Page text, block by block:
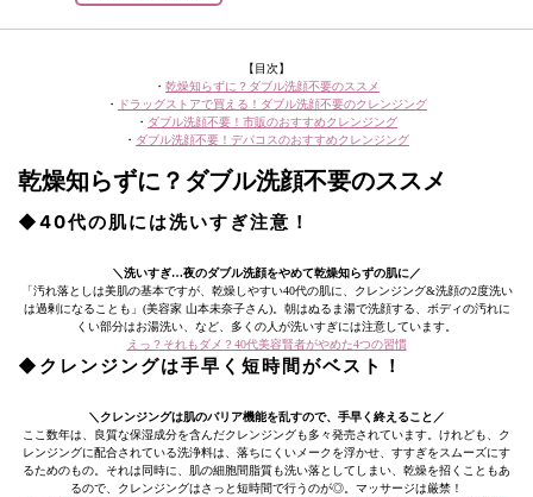
【目次】
・ 乾燥知らずに？ダブル洗顔不要のススメ
・
ドラッグストアで買える！ダブル洗顔不要のクレンジング
・ ダブル洗顔不要！市販のおすすめクレンジング
・ ダブル洗顔不要！デパコスのおすすめクレンジング
乾燥知らずに？ダブル洗顔不要のススメ
◆40代の肌には洗いすぎ注意！
＼洗いすぎ…夜のダブル洗顔をやめて乾燥知らずの肌に／
「汚れ落としは美肌の基本ですが、乾燥しやすい40代の肌に、クレンジング&洗顔の2度洗い
は過剰になることも」(美容家 山本未奈子さん)。朝はぬるま湯で洗顔する、ボディの汚れに
くい部分はお湯洗い、など、多くの人が洗いすぎには注意しています。
えっ？それもダメ？40代美容賢者がやめた4つの習慣
◆クレンジングは手早く短時間がベスト！
＼クレンジングは肌のバリア機能を乱すので、手早く終えること／
ここ数年は、良質な保湿成分を含んだクレンジングも多々発売されています。けれども、ク
レンジングに配合されている洗浄料は、落ちにくいメークを浮かせ、すすぎをスムーズにす
るためのもの。それは同時に、肌の細胞間脂質も洗い落としてしまい、乾燥を招くこともあ
るので、クレンジングはさっと短時間で行うのが◎。マッサージは厳禁！